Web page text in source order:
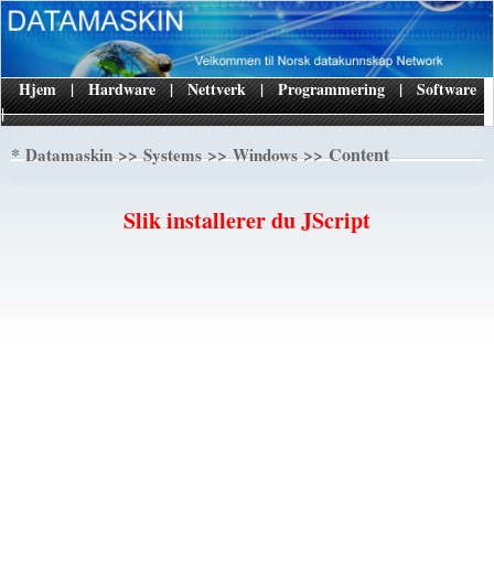
|
Hjem | Hardware | Nettverk | Programmering | Software
*Datamaskin>>Systems>>Windows>> Content
Slik installerer du JScript